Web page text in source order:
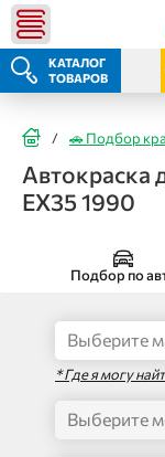
КАТАЛОГ
ТОВАРОВ
/ 🚗 Подбор
Автокраска
EX35 1990
Подбор по
* Где я могу